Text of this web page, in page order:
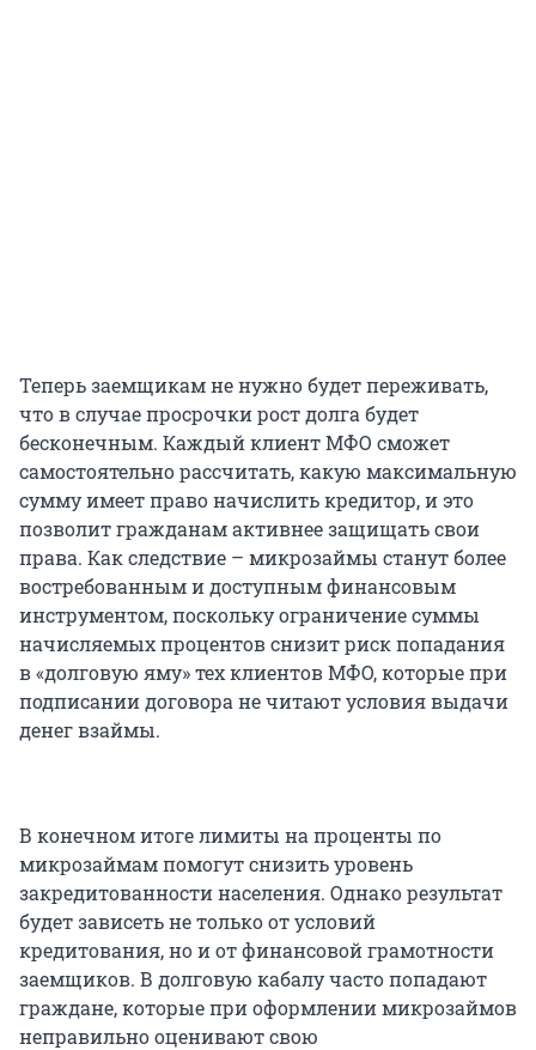
Теперь заемщикам не нужно будет переживать,
что в случае просрочки рост долга будет
бесконечным. Каждый клиент МФО сможет
самостоятельно рассчитать, какую максимальную
сумму имеет право начислить кредитор, и это
позволит гражданам активнее защищать свои
права. Как следствие – микрозаймы станут более
востребованным и доступным финансовым
инструментом, поскольку ограничение суммы
начисляемых процентов снизит риск попадания
в «долговую яму» тех клиентов МФО, которые при
подписании договора не читают условия выдачи
денег взаймы.
В конечном итоге лимиты на проценты по
микрозаймам помогут снизить уровень
закредитованности населения. Однако результат
будет зависеть не только от условий
кредитования, но и от финансовой грамотности
заемщиков. В долговую кабалу часто попадают
граждане, которые при оформлении микрозаймов
неправильно оценивают свою